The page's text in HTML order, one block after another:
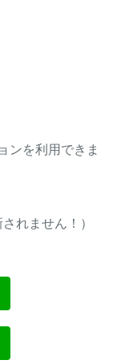
ンを利用できま
れません！）